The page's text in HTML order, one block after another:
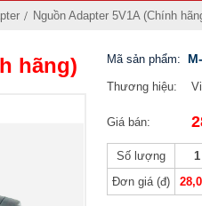
Nguồn Adapter 5V1A (Chính
hãng) Mã sản phẩm:
Thương hiệu:
Giá bán:
Số lượng
Đơn giá (đ)
1